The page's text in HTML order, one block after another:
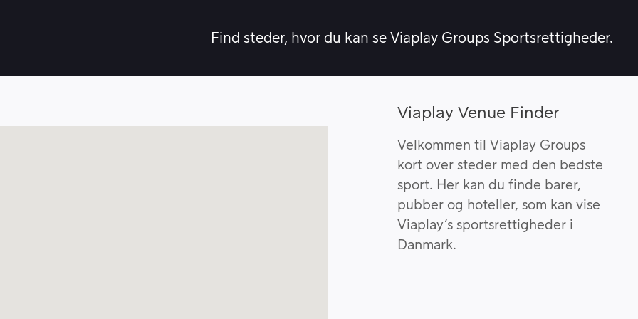
Find steder, hvor du kan se Viaplay Groups Sportsrettigheder.
Viaplay Venue Finder
Velkommen til Viaplay Groups
kort over steder med den bedste
sport. Her kan du finde barer,
pubber og hoteller, som kan vise
Viaplay’s sportsrettigheder i
Danmark.